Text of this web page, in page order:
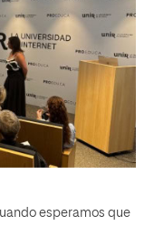
esperamos que